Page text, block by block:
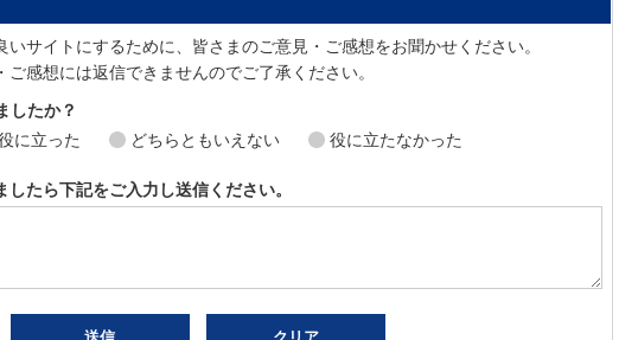
サイトにするために、皆さまのご意見・ご感想をお聞かせください。
感想には返信できませんのでご了承ください。
したか？
に立った どちらともいえない 役に立たなかった
たら下記をご入力し送信ください。